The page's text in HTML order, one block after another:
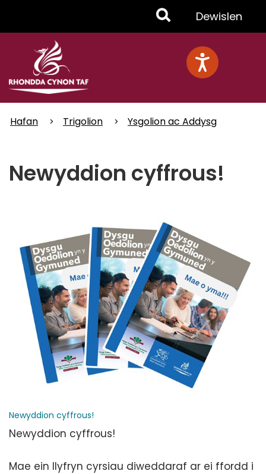
Toggle
Menu
Dewislen
Hafan Trigolion Ysgolion ac Addysg
Newyddion cyffrous!
Newyddion cyffrous!
Newyddion cyffrous!
Mae ein llyfryn cyrsiau diweddaraf ar ei ffordd i